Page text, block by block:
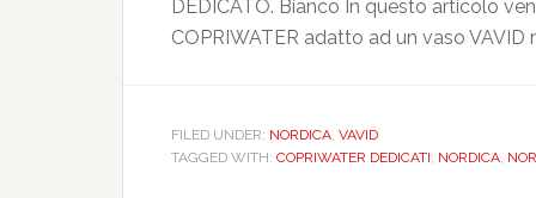
DEDICATO. Bianco In questo articolo
COPRIWATER adatto ad un vaso
FILED UNDER: NORDICA, VAVID
TAGGED WITH: COPRIWATER DEDICATI, NORDICA,